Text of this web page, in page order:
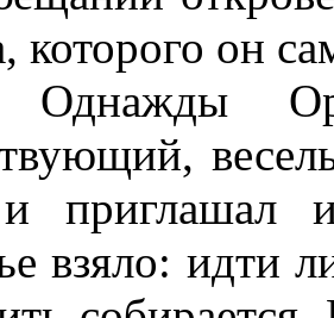
которого он
и приглашал
взяло: идти